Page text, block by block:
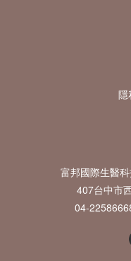
隱
富邦國際生醫
407台中市
04-